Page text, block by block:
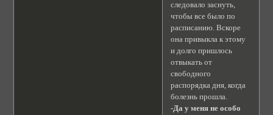
следовало заснуть,
чтобы все было по
расписанию. Вскоре
она привыкла к этому
и долго пришлось
отвыкать от
свободного
распорядка дня, когда
болезнь прошла.
-Да у меня не особо